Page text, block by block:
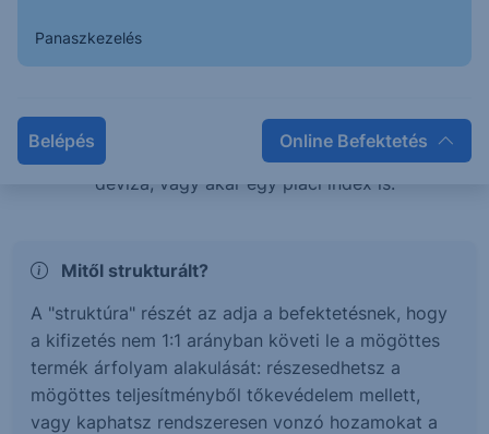
Panaszkezelés
Belépés Online Befektetés
Mi az a Strukturált értékpapír?
termékhez, vagy termékek kosarához kötött. Ez a
mögöttes termék lehet részvény, kötvény, árucikk,
deviza, vagy akár egy piaci index is.
Mitől strukturált?
A "struktúra" részét az adja a befektetésnek, hogy
a kifizetés nem 1:1 arányban követi le a mögöttes
termék árfolyam alakulását: részesedhetsz a
mögöttes teljesítményből tőkevédelem mellett,
vagy kaphatsz rendszeresen vonzó hozamokat a